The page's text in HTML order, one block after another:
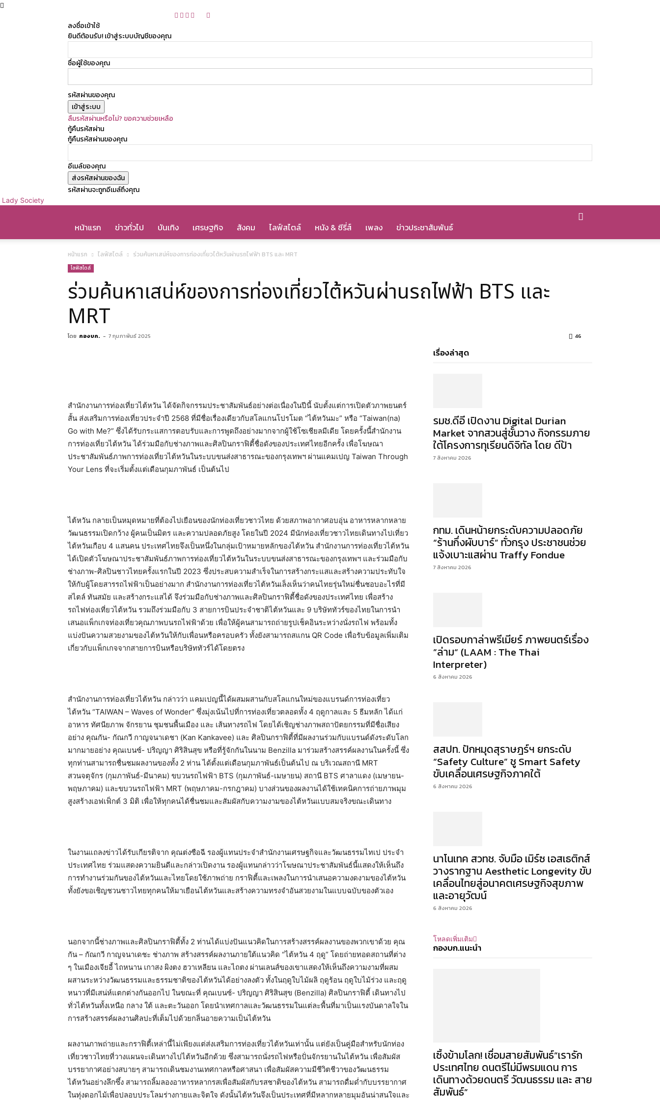
ลงชื่อเข้าใช้
ยินดีต้อนรับ! เข้าสู่ระบบบัญชีของคุณ
ชื่อผู้ใช้ของคุณ
รหัสผ่านของคุณ
ลืมรหัสผ่านหรือไม่? ขอความช่วยเหลือ
กู้คืนรหัสผ่าน
กู้คืนรหัสผ่านของคุณ
อีเมล์ของคุณ
รหัสผ่านจะถูกอีเมล์ถึงคุณ
Lady Society
หน้าแรก ข่าวทั่วไป บันเทิง เศรษฐกิจ สังคม ไลฟ์สไตล์ หนัง & ซีรี่ส์ เพลง ข่าวประชาสัมพันธ์
หน้าแรก ไลฟ์สไตล์ ร่วมค้นหาเสน่ห์ของการท่องเที่ยวไต้หวันผ่านรถไฟฟ้า BTS และ MRT
ไลฟ์สไตล์
ร่วมค้นหาเสน่ห์ของการท่องเที่ยวไต้หวันผ่านรถไฟฟ้า BTS และ
MRT
โดย กองบก. - 7 กุมภาพันธ์ 2025 46
สำนักงานการท่องเที่ยวไต้หวัน ได้จัดกิจกรรมประชาสัมพันธ์อย่างต่อเนื่องในปีนี้ นับตั้งแต่การเปิดตัวภาพยนตร์
สั้น ส่งเสริมการท่องเที่ยวประจำปี 2568 ที่มีชื่อเรื่องเดียวกับสโลแกนโปรโมต “ไต้หวันมะ” หรือ “Taiwan(na)
Go with Me?” ซึ่งได้รับกระแสการตอบรับและการพูดถึงอย่างมากจากผู้ใช้โซเชียลมีเดีย โดยครั้งนี้สำนักงาน
การท่องเที่ยวไต้หวัน ได้ร่วมมือกับช่างภาพและศิลปินกราฟิตี้ชื่อดังของประเทศไทยอีกครั้ง เพื่อโฆษณา
ประชาสัมพันธ์ภาพการท่องเที่ยวไต้หวันในระบบขนส่งสาธารณะของกรุงเทพฯ ผ่านแคมเปญ Taiwan Through
Your Lens ที่จะเริ่มตั้งแต่เดือนกุมภาพันธ์ เป็นต้นไป
ไต้หวัน กลายเป็นหมุดหมายที่ต้องไปเยือนของนักท่องเที่ยวชาวไทย ด้วยสภาพอากาศอบอุ่น อาหารหลากหลาย
วัฒนธรรมเปิดกว้าง ผู้คนเป็นมิตร และความปลอดภัยสูง โดยในปี 2024 มีนักท่องเที่ยวชาวไทยเดินทางไปเที่ยว
ไต้หวันเกือบ 4 แสนคน ประเทศไทยจึงเป็นหนึ่งในกลุ่มเป้าหมายหลักของไต้หวัน สำนักงานการท่องเที่ยวไต้หวัน
ได้เปิดตัวโฆษณาประชาสัมพันธ์ภาพการท่องเที่ยวไต้หวันในระบบขนส่งสาธารณะของกรุงเทพฯ และร่วมมือกับ
ช่างภาพ-ศิลปินชาวไทยครั้งแรกในปี 2023 ซึ่งประสบความสำเร็จในการสร้างกระแสและสร้างความประทับใจ
ให้กับผู้โดยสารรถไฟฟ้าเป็นอย่างมาก สำนักงานการท่องเที่ยวไต้หวันเล็งเห็นว่าคนไทยรุ่นใหม่ชื่นชอบอะไรที่มี
สไตล์ ทันสมัย และสร้างกระแสได้ จึงร่วมมือกับช่างภาพและศิลปินกราฟิตี้ชื่อดังของประเทศไทย เพื่อสร้าง
รถไฟท่องเที่ยวไต้หวัน รวมถึงร่วมมือกับ 3 สายการบินประจำชาติไต้หวันและ 9 บริษัททัวร์ของไทยในการนำ
เสนอแพ็กเกจท่องเที่ยวคุณภาพบนรถไฟฟ้าด้วย เพื่อให้ผู้คนสามารถถ่ายรูปเช็คอินระหว่างนั่งรถไฟ พร้อมทั้ง
แบ่งปันความสวยงามของไต้หวันให้กับเพื่อนหรือครอบครัว ทั้งยังสามารถสแกน QR Code เพื่อรับข้อมูลเพิ่มเติม
เกี่ยวกับแพ็กเกจจากสายการบินหรือบริษัททัวร์ได้โดยตรง
สำนักงานการท่องเที่ยวไต้หวัน กล่าวว่า แคมเปญนี้ได้ผสมผสานกับสโลแกนใหม่ของแบรนด์การท่องเที่ยว
ไต้หวัน “TAIWAN – Waves of Wonder” ซึ่งมุ่งเน้นไปที่การท่องเที่ยวตลอดทั้ง 4 ฤดูกาลและ 5 ธีมหลัก ได้แก่
อาหาร ทัศนียภาพ จักรยาน ชุมชนพื้นเมือง และ เส้นทางรถไฟ โดยได้เชิญช่างภาพสถาปัตยกรรมที่มีชื่อเสียง
อย่าง คุณกัน- กัณกวี กาญจนาเดชา (Kan Kankavee) และ ศิลปินกราฟิตี้ที่มีผลงานร่วมกับแบรนด์ดังระดับโลก
มากมายอย่าง คุณเบนซ์- ปริญญา ศิริสินสุข หรือที่รู้จักกันในนาม Benzilla มาร่วมสร้างสรรค์ผลงานในครั้งนี้ ซึ่ง
ทุกท่านสามารถชื่นชมผลงานของทั้ง 2 ท่าน ได้ตั้งแต่เดือนกุมภาพันธ์เป็นต้นไป ณ บริเวณสถานี MRT
สวนจตุจักร (กุมภาพันธ์-มีนาคม) ขบวนรถไฟฟ้า BTS (กุมภาพันธ์-เมษายน) สถานี BTS ศาลาแดง (เมษายน-
พฤษภาคม) และขบวนรถไฟฟ้า MRT (พฤษภาคม-กรกฎาคม) บางส่วนของผลงานได้ใช้เทคนิคการถ่ายภาพมุม
สูงสร้างเอฟเฟ็กต์ 3 มิติ เพื่อให้ทุกคนได้ชื่นชมและสัมผัสกับความงามของไต้หวันแบบสมจริงขณะเดินทาง
ในงานแถลงข่าวได้รับเกียรติจาก คุณต่งซือฉี รองผู้แทนประจำสำนักงานเศรษฐกิจและวัฒนธรรมไทเป ประจำ
ประเทศไทย ร่วมแสดงความยินดีและกล่าวเปิดงาน รองผู้แทนกล่าวว่าโฆษณาประชาสัมพันธ์นี้แสดงให้เห็นถึง
การทำงานร่วมกันของไต้หวันและไทยโดยใช้ภาพถ่าย กราฟิตี้และเพลงในการนำเสนอความงดงามของไต้หวัน
ทั้งยังขอเชิญชวนชาวไทยทุกคนให้มาเยือนไต้หวันและสร้างความทรงจำอันสวยงามในแบบฉบับของตัวเอง
นอกจากนี้ช่างภาพและศิลปินกราฟิตี้ทั้ง 2 ท่านได้แบ่งปันแนวคิดในการสร้างสรรค์ผลงานของพวกเขาด้วย คุณ
กัน – กัณกวี กาญจนาเดชะ ช่างภาพ สร้างสรรค์ผลงานภายใต้แนวคิด “ไต้หวัน 4 ฤดู” โดยถ่ายทอดสถานที่ต่าง
ๆ ในเมืองเจียอี้ ไถหนาน เกาสง ผิงตง ฮวาเหลียน และไถตง ผ่านเลนส์ของเขาแสดงให้เห็นถึงความงามที่ผสม
ผสานระหว่างวัฒนธรรมและธรรมชาติของไต้หวันได้อย่างลงตัว ทั้งในฤดูใบไม้ผลิ ฤดูร้อน ฤดูใบไม้ร่วง และฤดู
หนาวที่มีเสน่ห์แตกต่างกันออกไป ในขณะที่ คุณเบนซ์- ปริญญา ศิริสินสุข (Benzilla) ศิลปินกราฟิตี้ เดินทางไป
ทั่วไต้หวันทั้งเหนือ กลาง ใต้ และตะวันออก โดยนำเทศกาลและวัฒนธรรมในแต่ละพื้นที่มาเป็นแรงบันดาลใจใน
การสร้างสรรค์ผลงานศิลปะที่เต็มไปด้วยกลิ่นอายความเป็นไต้หวัน
ผลงานภาพถ่ายและกราฟิตี้เหล่านี้ไม่เพียงแต่ส่งเสริมการท่องเที่ยวไต้หวันเท่านั้น แต่ยังเป็นคู่มือสำหรับนักท่อง
เที่ยวชาวไทยที่วางแผนจะเดินทางไปไต้หวันอีกด้วย ซึ่งสามารถนั่งรถไฟหรือปั่นจักรยานในไต้หวัน เพื่อสัมผัส
บรรยากาศอย่างสบายๆ สามารถเดินชมงานเทศกาลหรือศาสนา เพื่อสัมผัสความมีชีวิตชีวาของวัฒนธรรม
ไต้หวันอย่างลึกซึ้ง สามารถลิ้มลองอาหารหลากรสเพื่อสัมผัสกับรสชาติของไต้หวัน สามารถดื่มด่ำกับบรรยากาศ
ในทุ่งดอกไม้เพื่อปลอบประโลมร่างกายและจิตใจ ดังนั้นไต้หวันจึงเป็นประเทศที่มีหลากหลายมุมอันน่าสนใจและ
เรื่องล่าสุด
รมช.ดีอี เปิดงาน Digital Durian
Market จากสวนสู่ชั้นวาง กิจกรรมภาย
ใต้โครงการทุเรียนดิจิทัล โดย ดีป้า
7 สิงหาคม 2026
กทม. เดินหน้ายกระดับความปลอดภัย
“ร้านกึ่งผับบาร์” ทั่วกรุง ประชาชนช่วย
แจ้งเบาะแสผ่าน Traffy Fondue
7 สิงหาคม 2026
เปิดรอบกาล่าพรีเมียร์ ภาพยนตร์เรื่อง
”ล่าม“ (LAAM : The Thai
Interpreter)
6 สิงหาคม 2026
สสปท. ปักหมุดสุราษฎร์ฯ ยกระดับ
“Safety Culture” ชู Smart Safety
ขับเคลื่อนเศรษฐกิจภาคใต้
6 สิงหาคม 2026
นาโนเทค สวทช. จับมือ เมิร์ซ เอสเธติกส์
วางรากฐาน Aesthetic Longevity ขับ
เคลื่อนไทยสู่อนาคตเศรษฐกิจสุขภาพ
และอายุวัฒน์
6 สิงหาคม 2026
โหลดเพิ่มเติม
กองบก.แนะนำ
เซิ้งข้ามโลก! เชื่อมสายสัมพันธ์“เรารัก
ประเทศไทย ดนตรีไม่มีพรมแดน การ
เดินทางด้วยดนตรี วัฒนธรรม และ สาย
สัมพันธ์”